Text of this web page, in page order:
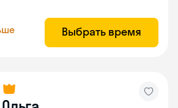
Выбрать время